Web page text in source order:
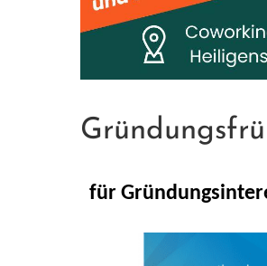
für